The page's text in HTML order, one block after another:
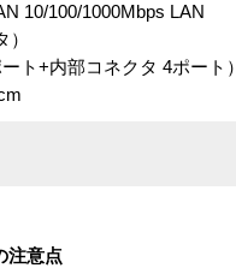
10/100/1000Mbps LAN
ト+内部コネクタ 4ポート）
注意点